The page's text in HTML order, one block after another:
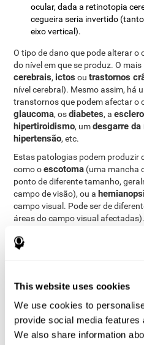
This website uses cookies
We use cookies to
provide social media
We also share information
ocular, dada a retinotopia
cegueira seria invertido
eixo vertical).
O tipo de dano que pode alterar
do nível em que se produz. O
cerebrais, ictos outrastornos
nível cerebral). Mesmo assim, há
transtornos que podem afectar o
glaucoma, osdiabetes, a
hipertiroidismo, umdesgarre da
hipertensão, etc.
Estas patologias podem produzir
como oescotoma (uma mancha
ponto de diferente tamanho,
campo de visão), ou a
campo visual. Pode ser de
áreas do campo visual afectadas).
Como medir e
estímulos à nossa volta sem
um ponto, permitindo realizar
do nosso dia-a-dia. Assim, a